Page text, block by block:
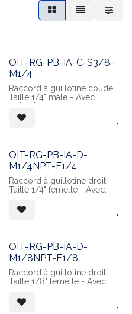
OIT-RG-PB-IA-C-S3/8-
M1/4
Raccord à guillotine coudé
Taille 1/4" mâle - Avec
obturateur
Raccordement sapin pour
tube 3/8" Ext
.
OIT-RG-PB-IA-D-
M1/4NPT-F1/4
Raccord à guillotine droit
Taille 1/4" femelle - Avec
Raccordement mâle 1/4
NPT
- Guillotine en Inox 304
.
OIT-RG-PB-IA-D-
M1/8NPT-F1/8
Raccord à guillotine droit
Taille 1/8" femelle - Avec
obturateur
Raccordement mâle 1/8
NPT
.